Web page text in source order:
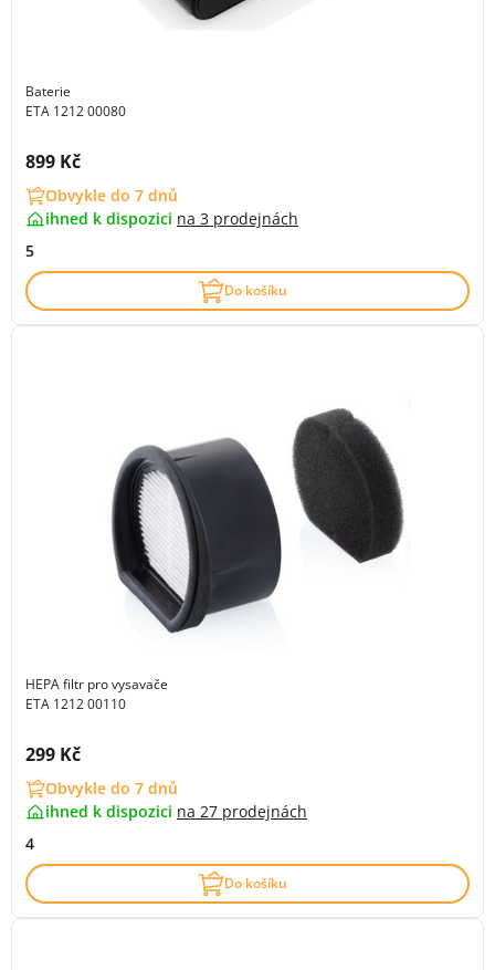
Baterie
ETA 1212 00080
Cena s DPH:
899 Kč
Obvykle do 7 dnů
ihned k dispozici na 3 prodejnách
5
Do košíku
HEPA filtr pro vysavače
ETA 1212 00110
Cena s DPH:
299 Kč
Obvykle do 7 dnů
ihned k dispozici na 27 prodejnách
4
Do košíku